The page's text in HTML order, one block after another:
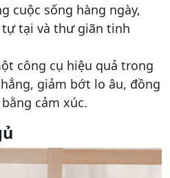
cuộc sống hàng ngày,
tại và thư giãn tinh
công cụ hiệu quả trong
giảm bớt lo âu, đồng
cảm xúc.